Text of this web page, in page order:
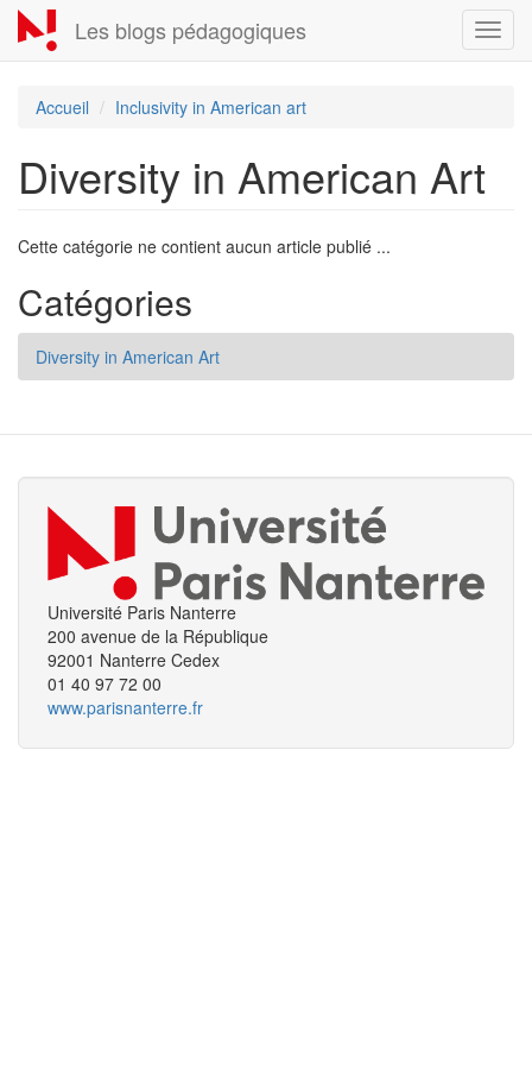
Aller
au
contenu
Les blogs pédagogiques
Accueil Inclusivity in American art
Diversity in American Art
Cette catégorie ne contient aucun article publié ...
Catégories
Diversity in American Art
Université Paris Nanterre
200 avenue de la République
92001 Nanterre Cedex
01 40 97 72 00
www.parisnanterre.fr